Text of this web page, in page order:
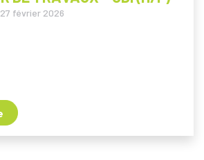
27 février 2026